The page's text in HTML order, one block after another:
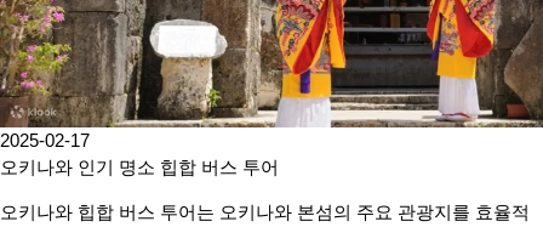
2025-02-17
오키나와 인기 명소 힙합 버스 투어
오키나와 힙합 버스 투어는 오키나와 본섬의 주요 관광지를 효율적